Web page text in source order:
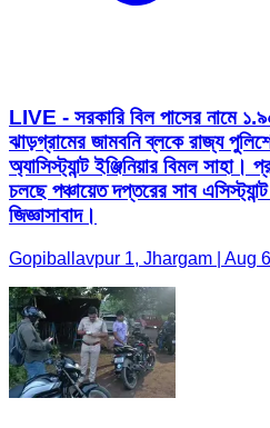
LIVE - সরকারি বিল পাসের নামে
ঝাড়গ্রামের জামবনি ব্লকে রাজ্য
অ্যাসিস্ট্যান্ট ইঞ্জিনিয়ার বিমল
চলছে পঞ্চায়েত দপ্তরের সাব এসিস্ট্যান্ট
জিজ্ঞাসাবাদ।
Gopiballavpur 1, Jhargam | Aug